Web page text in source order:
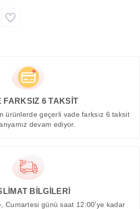
FARKSIZ 6 TAKSİT
ürünlerde geçerli vade farksız 6 taksit
devam ediyor.
BİLGİLERİ
Cumartesi günü saat 12:00'ye kadar